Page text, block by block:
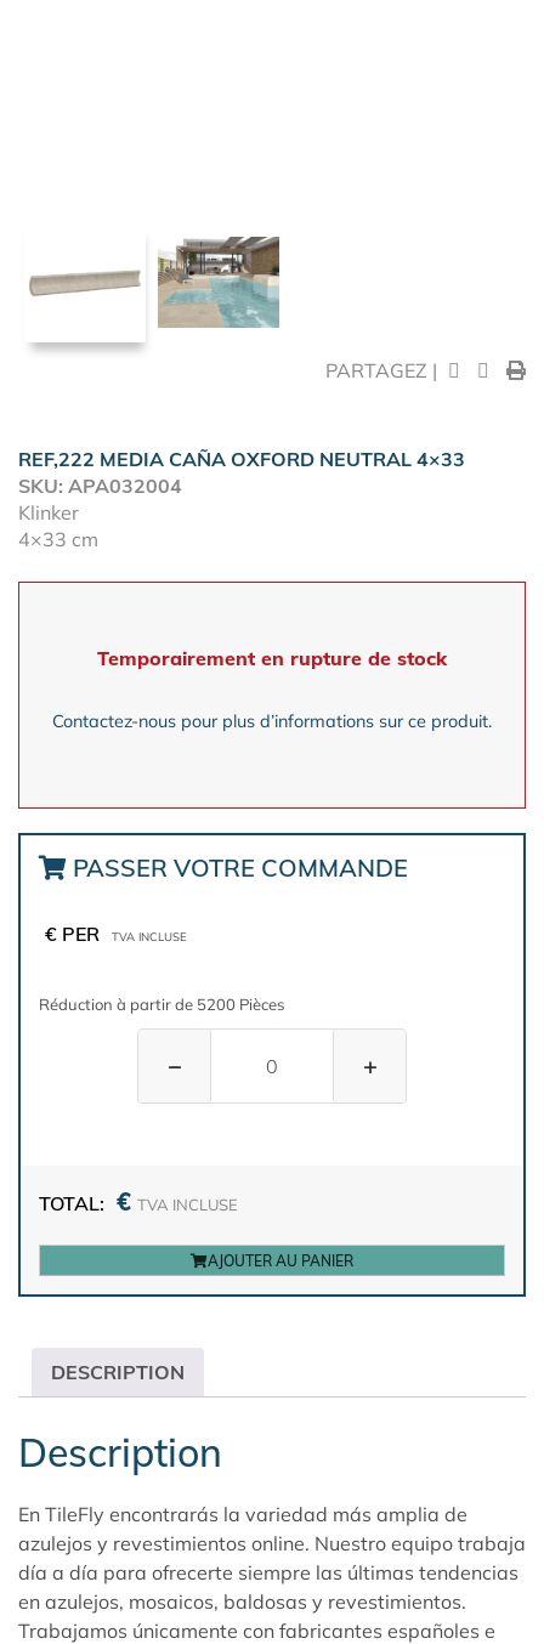
PARTAGEZ |
REF,222 MEDIA CAÑA OXFORD NEUTRAL 4×33
SKU: APA032004
Klinker
4×33 cm
Temporairement en rupture de stock
Contactez-nous pour plus d’informations sur ce produit.
PASSER VOTRE COMMANDE
€ PER TVA INCLUSE
Réduction à partir de 5200 Pièces
− +
TOTAL: € TVA INCLUSE
AJOUTER AU PANIER
DESCRIPTION
Description
En TileFly encontrarás la variedad más amplia de
azulejos y revestimientos online. Nuestro equipo trabaja
día a día para ofrecerte siempre las últimas tendencias
en azulejos, mosaicos, baldosas y revestimientos.
Trabajamos únicamente con fabricantes españoles e